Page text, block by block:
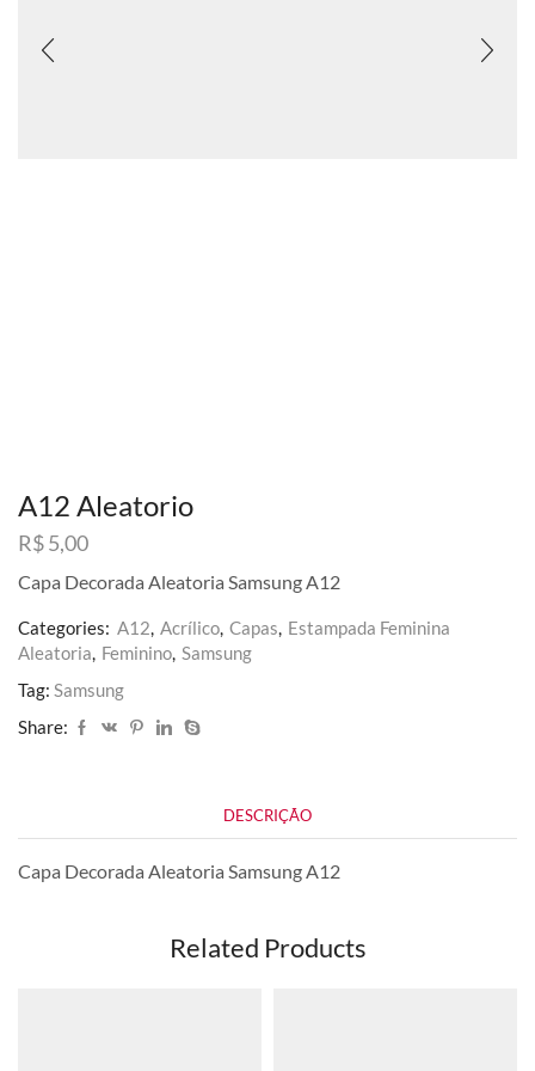
A12 Aleatorio
R$5,00
Capa Decorada Aleatoria Samsung A12
Categories: A12, Acrílico, Capas, Estampada Feminina
Aleatoria, Feminino, Samsung
Tag: Samsung
Share:
DESCRIÇÃO
Capa Decorada Aleatoria Samsung A12
Related Products